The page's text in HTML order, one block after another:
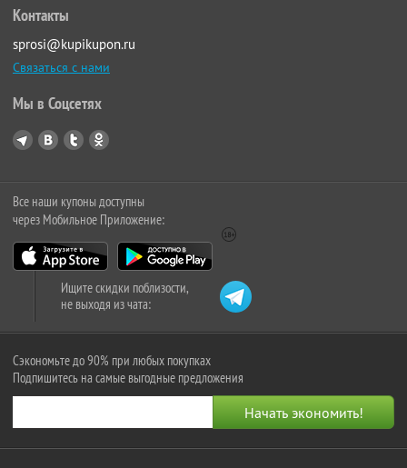
Контакты
sprosi@kupikupon.ru
Связаться с нами
Мы в Соцсетях
Все наши купоны доступны
через Мобильное Приложение:
Ищите скидки поблизости,
не выходя из чата:
Сэкономьте до 90% при любых покупках
Подпишитесь на самые выгодные предложения